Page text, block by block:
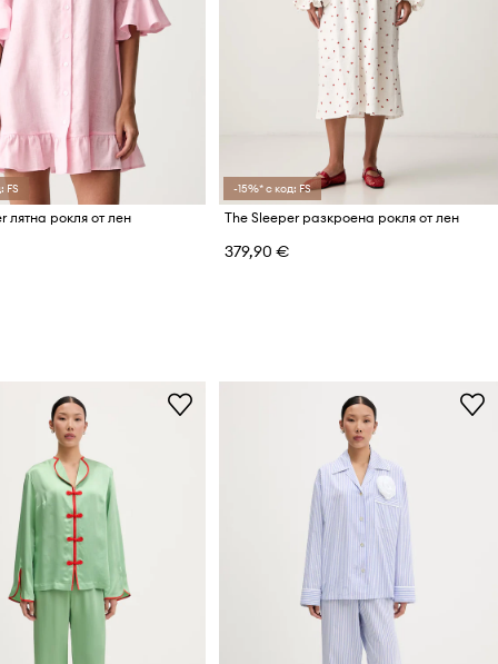
FS
лятна рокля от лен
-15%* с код: FS
The Sleeper разкроена рокля от лен
379,90 €